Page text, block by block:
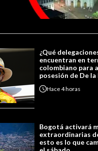
¿Qué
encuentran en
colombiano para
posesión de De la
Hace4 horas
Bogotá activará
extraordinarias
esto es lo que